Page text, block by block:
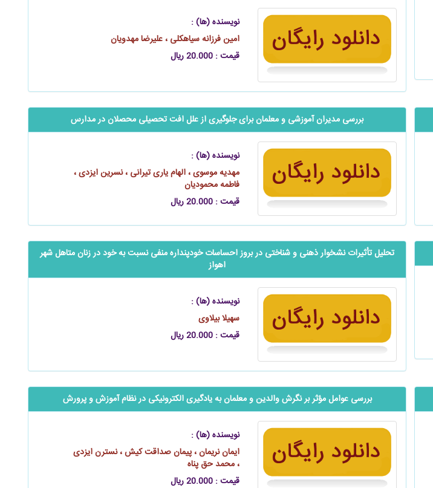
نویسنده (ها) :
امین فرزانه سیاهکلی ، علیرضا مهدویان
قیمت : 20.000 ریال
بررسی مدیران آموزشی و معلمان برای جلوگیری از علل افت تحصیلی محصلان در مدارس
نویسنده (ها) :
مهدیه موسوی ، الهام یاری تیرانی ، نسرین ایزدی ،
فاطمه محمودیان
قیمت : 20.000 ریال
تحلیل تأثیرات نشخوار ذهنی و شناختی در بروز احساسات خودپنداره منفی نسبت به خود در زنان متاهل شهر
اهواز
نویسنده (ها) :
سهیلا بیلاوی
قیمت : 20.000 ریال
بررسی عوامل مؤثر بر نگرش والدین و معلمان به یادگیری الکترونیکی در نظام آموزش و پرورش
نویسنده (ها) :
ایمان نریمان ، پیمان صداقت کیش ، نسترن ایزدی
، محمد حق‌ پناه
قیمت : 20.000 ریال